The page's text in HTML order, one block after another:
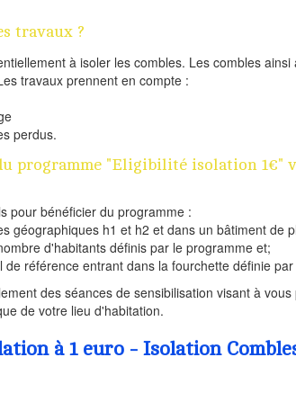
travaux ?
à isoler les combles. Les combles
travaux prennent en compte :
perdus.
programme "Eligibilité isolation 1€"
pour bénéficier du programme :
géographiques h1 et h2 et dans un bâtiment de
d'habitants définis par le programme et;
de référence entrant dans la fourchette définie par
des séances de sensibilisation visant à
de votre lieu d'habitation.
à 1 euro - Isolation